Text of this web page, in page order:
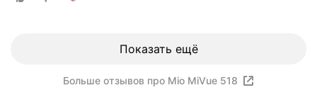
Показать ещё
Больше отзывов про Mio MiVue 518